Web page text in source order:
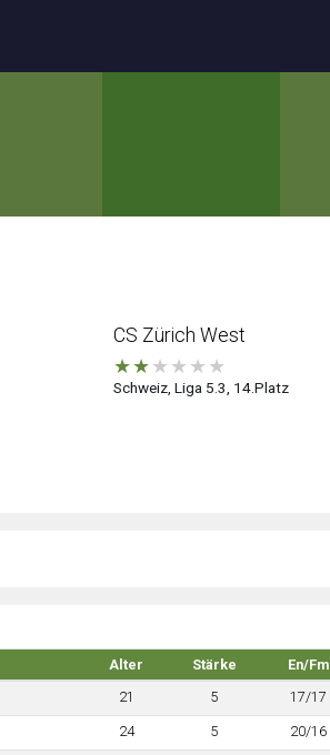
CS Zürich West
★★★ ★ ★ ★
Schweiz, Liga 5.3, 14.Platz
Alter Stärke En/Fm
21 5 17/17
24 5 20/16